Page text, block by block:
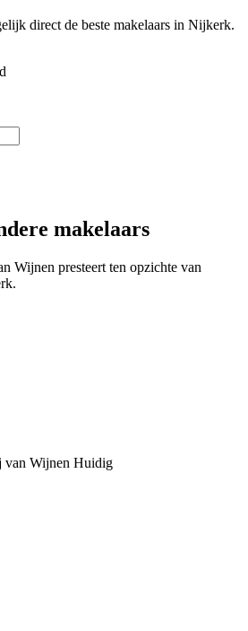
direct de beste makelaars in Nijkerk.
makelaars
Wijnen presteert ten opzichte van
van Wijnen Huidig